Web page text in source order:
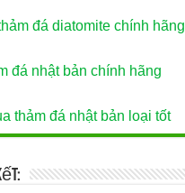
đá diatomite chính hãng
đá nhật bản chính hãng
thảm đá nhật bản loại tốt